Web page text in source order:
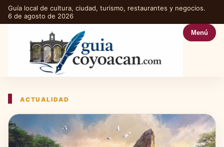
Guía local de cultura, ciudad, turismo, restaurantes y negocios.
6 de agosto de 2026
Menú
ACTUALIDAD